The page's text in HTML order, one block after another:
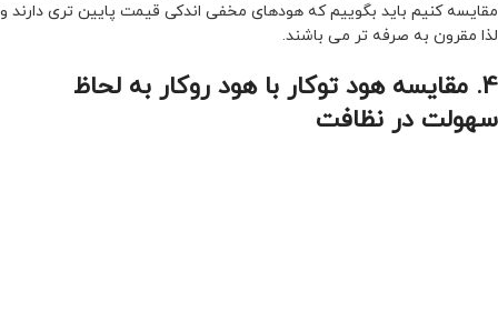
مقایسه کنیم باید بگوییم که هودهای مخفی اندکی قیمت پایین تری دارند و
لذا مقرون به صرفه تر می باشند.
4. مقایسه هود توکار با هود روکار به لحاظ
سهولت در نظافت